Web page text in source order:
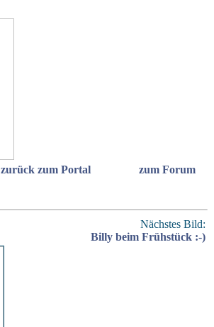
zurück zum Portal
zum Forum
Nächstes Bild:
Billy beim Frühstück :-)